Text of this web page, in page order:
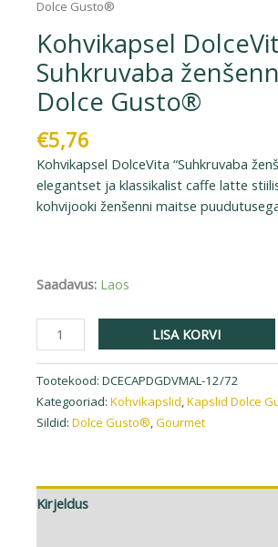
Dolce Gusto®
Kohvikapsel
Suhkruvaba
Dolce Gusto®
€5,76
Kohvikapsel DolceVita “Suhkruvaba
elegantset ja klassikalist caffe latte
kohvijooki ženšenni maitse
Saadavus: Laos
LISA KORVI
Tootekood: DCECAPDGDVMAL-12/72
Kategooriad: Kohvikapslid,Kapslid Dolce
Sildid: Dolce Gusto®,Gourmet
Kirjeldus